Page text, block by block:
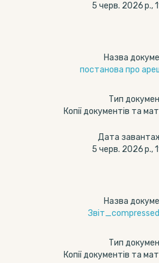
5 черв. 2026 р.,
Назва
постанова про
Тип
Копії документів та
Дата
5 черв. 2026 р.,
Назва
Тип
Копії документів та